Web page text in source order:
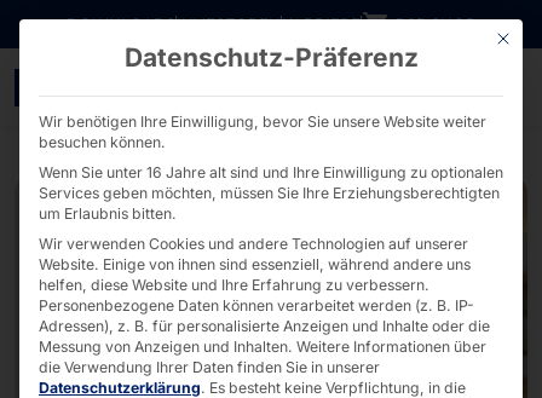
Direkt zum Inhalt wechseln
DOWNLOADSINVESTORENKARRIERE B2B SHOP
Mit
Datenschutz-Präferenz
Wir benötigen Ihre Einwilligung, bevor Sie unsere Website weiter
besuchen können.
Wenn Sie unter 16 Jahre alt sind und Ihre Einwilligung zu optionalen
Services geben möchten, müssen Sie Ihre Erziehungsberechtigten
um Erlaubnis bitten.
Wir verwenden Cookies und andere Technologien auf unserer
Website. Einige von ihnen sind essenziell, während andere uns
helfen, diese Website und Ihre Erfahrung zu verbessern.
Personenbezogene Daten können verarbeitet werden (z. B. IP-
Adressen), z. B. für personalisierte Anzeigen und Inhalte oder die
Messung von Anzeigen und Inhalten. Weitere Informationen über
die Verwendung Ihrer Daten finden Sie in unserer
Datenschutzerklärung. Es besteht keine Verpflichtung, in die